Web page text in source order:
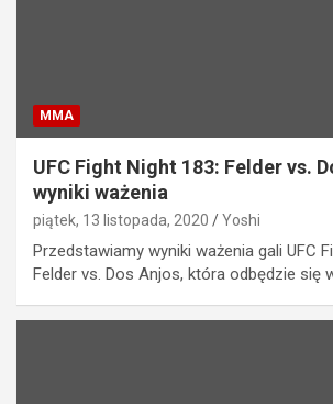
MMA
UFC Fight Night 183: Felder vs.
wyniki ważenia
piątek, 13 listopada, 2020 Yoshi
Przedstawiamy wyniki ważenia gali UFC
Felder vs. Dos Anjos, która odbędzie się